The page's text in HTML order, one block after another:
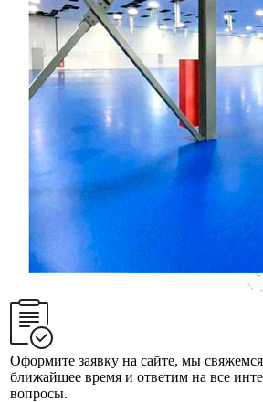
Оформите заявку на сайте, мы
ближайшее время и ответим на все
вопросы.